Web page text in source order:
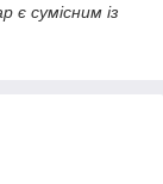
є сумісним із